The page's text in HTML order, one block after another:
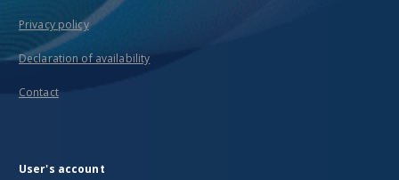
Privacy policy
Declaration of availability
Contact
User's account